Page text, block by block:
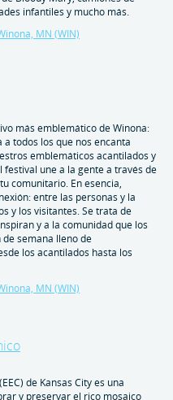
infantiles y mucho más.
MN (WIN)
más emblemático de Winona:
todos los que nos encanta
emblemáticos acantilados y
une a la gente a través de
comunitario. En esencia,
entre las personas y la
y los visitantes. Se trata de
y a la comunidad que los
semana lleno de
los acantilados hasta los
MN (WIN)
de Kansas City es una
y preservar el rico mosaico